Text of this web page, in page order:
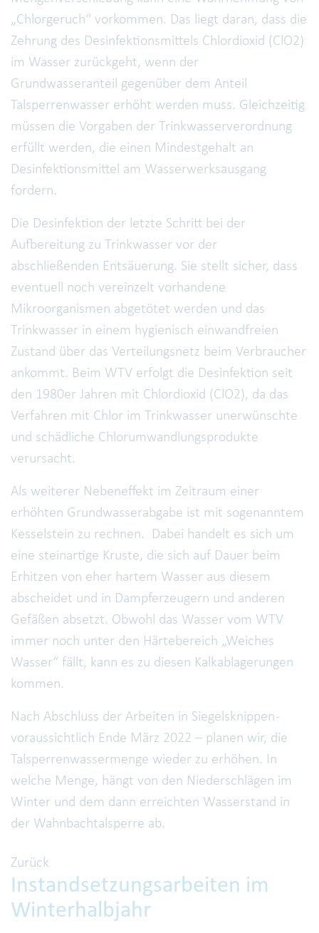
„Chlorgeruch“ vorkommen. Das liegt daran, dass die
Zehrung des Desinfektionsmittels Chlordioxid (ClO2)
im Wasser zurückgeht, wenn der
Grundwasseranteil gegenüber dem Anteil
Talsperrenwasser erhöht werden muss. Gleichzeitig
müssen die Vorgaben der Trinkwasserverordnung
erfüllt werden, die einen Mindestgehalt an
Desinfektionsmittel am Wasserwerksausgang
fordern.
Die Desinfektion der letzte Schritt bei der
Aufbereitung zu Trinkwasser vor der
abschließenden Entsäuerung. Sie stellt sicher, dass
eventuell noch vereinzelt vorhandene
Mikroorganismen abgetötet werden und das
Trinkwasser in einem hygienisch einwandfreien
Zustand über das Verteilungsnetz beim Verbraucher
ankommt. Beim WTV erfolgt die Desinfektion seit
den 1980er Jahren mit Chlordioxid (ClO2), da das
Verfahren mit Chlor im Trinkwasser unerwünschte
und schädliche Chlorumwandlungsprodukte
verursacht.
Als weiterer Nebeneffekt im Zeitraum einer
erhöhten Grundwasserabgabe ist mit sogenanntem
Kesselstein zu rechnen. Dabei handelt es sich um
eine steinartige Kruste, die sich auf Dauer beim
Erhitzen von eher hartem Wasser aus diesem
abscheidet und in Dampferzeugern und anderen
Gefäßen absetzt. Obwohl das Wasser vom WTV
immer noch unter den Härtebereich „Weiches
Wasser“ fällt, kann es zu diesen Kalkablagerungen
kommen.
Nach Abschluss der Arbeiten in Siegelsknippen -
voraussichtlich Ende März 2022 – planen wir, die
Talsperrenwassermenge wieder zu erhöhen. In
welche Menge, hängt von den Niederschlägen im
Winter und dem dann erreichten Wasserstand in
der Wahnbachtalsperre ab.
Zurück
Instandsetzungsarbeiten im
Winterhalbjahr